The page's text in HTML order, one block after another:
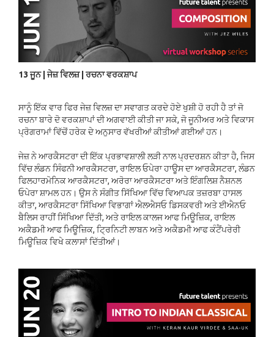
13 ਜੂਨ | ਜੇਜ਼ ਵਿਲਜ਼ | ਰਚਨਾ ਵਰਕਸ਼ਾਪ
ਸਾਨੂੰ ਇੱਕ ਵਾਰ ਫਿਰ ਜੇਜ਼ ਵਿਲਜ਼ ਦਾ ਸਵਾਗਤ ਕਰਦੇ ਹੋਏ ਖੁਸ਼ੀ ਹੋ ਰਹੀ ਹੈ ਤਾਂ ਜੋ
ਰਚਨਾ ਬਾਰੇ ਦੋ ਵਰਕਸ਼ਾਪਾਂ ਦੀ ਅਗਵਾਈ ਕੀਤੀ ਜਾ ਸਕੇ, ਜੋ ਜੂਨੀਅਰ ਅਤੇ ਵਿਕਾਸ
ਪ੍ਰੋਗਰਾਮਾਂ ਵਿੱਚੋਂ ਹਰੇਕ ਦੇ ਅਨੁਸਾਰ ਵੱਖਰੀਆਂ ਕੀਤੀਆਂ ਗਈਆਂ ਹਨ।
ਜੇਜ਼ ਨੇ ਆਰਕੈਸਟਰਾ ਦੀ ਇੱਕ ਪ੍ਰਭਾਵਸ਼ਾਲੀ ਲੜੀ ਨਾਲ ਪ੍ਰਦਰਸ਼ਨ ਕੀਤਾ ਹੈ, ਜਿਸ
ਵਿੱਚ ਲੰਡਨ ਸਿੰਫਨੀ ਆਰਕੈਸਟਰਾ, ਰਾਇਲ ਓਪੇਰਾ ਹਾਊਸ ਦਾ ਆਰਕੈਸਟਰਾ, ਲੰਡਨ
ਫਿਲਹਾਰਮੋਨਿਕ ਆਰਕੈਸਟਰਾ, ਅਰੋਰਾ ਆਰਕੈਸਟਰਾ ਅਤੇ ਇੰਗਲਿਸ਼ ਨੈਸ਼ਨਲ
ਓਪੇਰਾ ਸ਼ਾਮਲ ਹਨ। ਉਸ ਨੇ ਸੰਗੀਤ ਸਿੱਖਿਆ ਵਿੱਚ ਵਿਆਪਕ ਤਜ਼ਰਬਾ ਹਾਸਲ
ਕੀਤਾ, ਆਰਕੈਸਟਰਾ ਸਿੱਖਿਆ ਵਿਭਾਗਾਂ ਐਲਐਸਓ ਡਿਸਕਵਰੀ ਅਤੇ ਈਐਨਓ
ਬੈਲਿਸ ਰਾਹੀਂ ਸਿੱਖਿਆ ਦਿੱਤੀ, ਅਤੇ ਰਾਇਲ ਕਾਲਜ ਆਫ ਮਿਊਜ਼ਿਕ, ਰਾਇਲ
ਅਕੈਡਮੀ ਆਫ ਮਿਊਜ਼ਿਕ, ਟ੍ਰਿਨਿਟੀ ਲਾਬਨ ਅਤੇ ਅਕੈਡਮੀ ਆਫ ਕੰਟੈਂਪਰੇਰੀ
ਮਿਊਜ਼ਿਕ ਵਿਖੇ ਕਲਾਸਾਂ ਦਿੱਤੀਆਂ।